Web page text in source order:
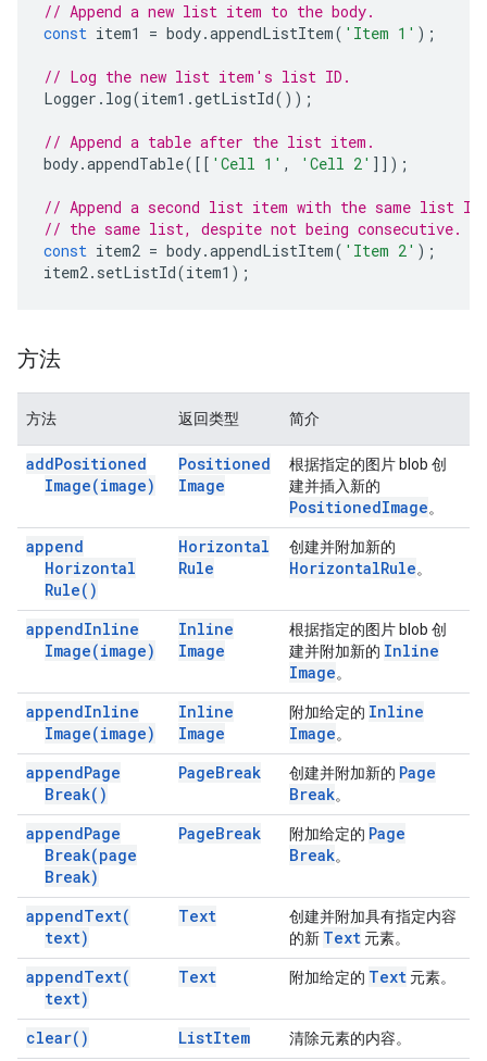
// Append a new list item to the body.
const item1 = body.appendListItem( 'Item 1' );
// Log the new list item's list ID.
Logger . log(item1 .getListId());
// Append a table after the list item.
body.appendTable([[ 'Cell 1' , 'Cell 2' ]]);
// Append a second list item with the same list
// the same list, despite not being consecutive.
const item2 = body.appendListItem( 'Item 2' );
item2. setListId(item1 );
方法
方法 返回类型 简介
addPositioned
Image(image)
Positioned
Image
根据指定的图片 blob 创
建并插入新的
PositionedImage。
append
Horizontal
Rule( )
Horizontal
Rule
创建并附加新的
HorizontalRule。
appendInline
Image(image)
Inline
Image
根据指定的图片 blob 创
建并附加新的 Inline
Image。
appendInline
Image(image)
Inline
Image
附加给定的 Inline
Image。
appendPage
Break( )
PageBreak 创建并附加新的 Page
Break。
appendPage
Break(page
Break)
PageBreak 附加给定的 Page
Break。
appendText(
text)
Text
创建并附加具有指定内容
的新 Text 元素。
appendText(
text)
Text 附加给定的 Text 元素。
clear( ) ListItem 清除元素的内容。